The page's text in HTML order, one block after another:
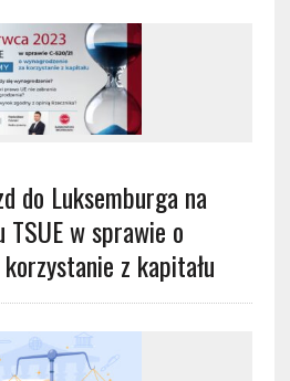
do Luksemburga na
TSUE w sprawie o
z kapitału